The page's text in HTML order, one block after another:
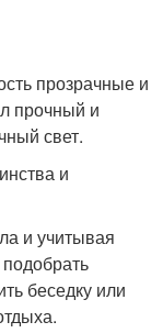
прозрачные и
прочный и
свет.
и
и учитывая
беседку или